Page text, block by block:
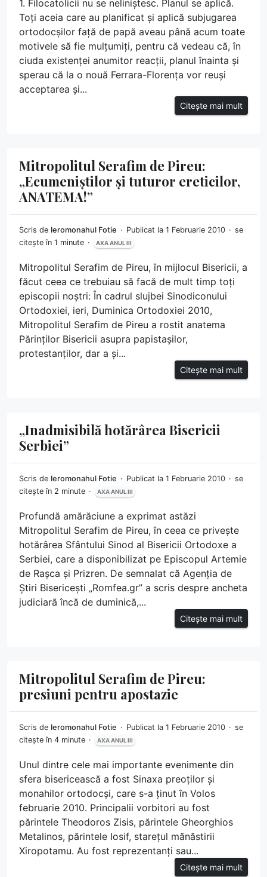
1. Filocatolicii nu se neliniștesc. Planul se aplică.
Toți aceia care au planificat și aplică subjugarea
ortodocșilor față de papă aveau până acum toate
motivele să fie mulțumiți, pentru că vedeau că, în
ciuda existenței anumitor reacții, planul înainta și
sperau că la o nouă Ferrara-Florența vor reuși
acceptarea și...
Citește mai mult
Mitropolitul Serafim de Pireu:
„Ecumeniștilor și tuturor ereticilor,
ANATEMA!”
Scris de Ieromonahul Fotie Publicat la 1 Februarie 2010
se
citește în 1 minute
AXA ANUL III
Mitropolitul Serafim de Pireu, în mijlocul Bisericii, a
făcut ceea ce trebuiau să facă de mult timp toți
episcopii noștri: În cadrul slujbei Sinodiconului
Ortodoxiei, ieri, Duminica Ortodoxiei 2010,
Mitropolitul Serafim de Pireu a rostit anatema
Părinților Bisericii asupra papistașilor,
protestanților, dar a și...
Citește mai mult
„Inadmisibilă hotărârea Bisericii
Serbiei”
Scris de Ieromonahul Fotie Publicat la 1 Februarie 2010
se
citește în 2 minute
AXA ANUL III
Profundă amărăciune a exprimat astăzi
Mitropolitul Serafim de Pireu, în ceea ce privește
hotărârea Sfântului Sinod al Bisericii Ortodoxe a
Serbiei, care a disponibilizat pe Episcopul Artemie
de Rașca și Prizren. De semnalat că Agenția de
Știri Bisericești „Romfea.gr” a scris despre ancheta
judiciară încă de duminică,...
Citește mai mult
Mitropolitul Serafim de Pireu:
presiuni pentru apostazie
Scris de Ieromonahul Fotie Publicat la 1 Februarie 2010
se
citește în 4 minute
AXA ANUL III
Unul dintre cele mai importante evenimente din
sfera bisericească a fost Sinaxa preoților și
monahilor ortodocși, care s-a ținut în Volos
februarie 2010. Principalii vorbitori au fost
părintele Theodoros Zisis, părintele Gheorghios
Metalinos, părintele Iosif, starețul mănăstirii
Xiropotamu. Au fost reprezentanți sau...
Citește mai mult